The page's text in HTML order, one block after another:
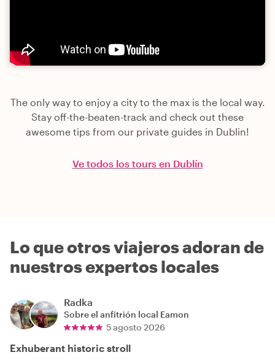
The only way to enjoy a city to the max is the local way.
Stay off-the-beaten-track and check out these
awesome tips from our private guides in Dublin!
Ve todos los tours en Dublín
Lo que otros viajeros adoran de
nuestros expertos locales
Radka
Sobre el anfitrión local Eamon
5 agosto 2026
Exhuberant historic stroll